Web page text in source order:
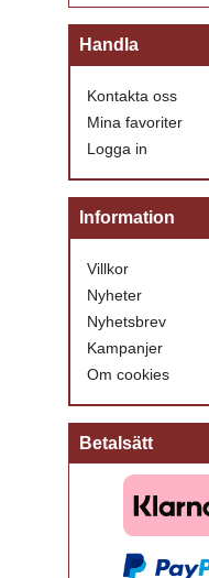
Handla
Kontakta oss
Mina favoriter
Logga in
Information
Villkor
Nyheter
Nyhetsbrev
Kampanjer
Om cookies
Betalsätt